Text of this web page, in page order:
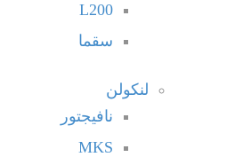
L200
سقما
لنكولن
نافيجتور
MKS